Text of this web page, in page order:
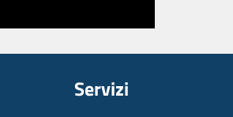
Servizi